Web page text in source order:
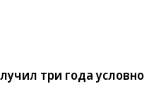
три года условно